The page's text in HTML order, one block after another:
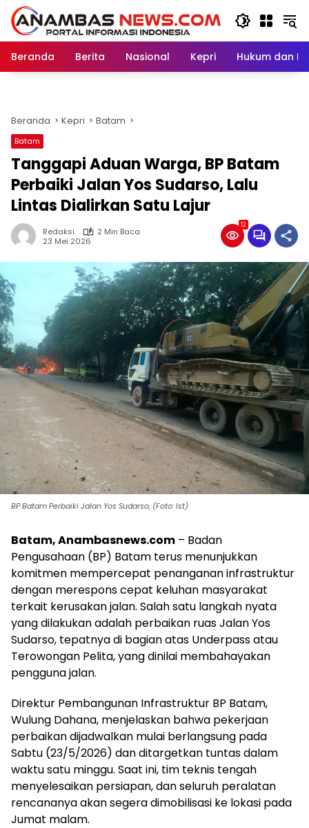
Langsung
konten
Beranda
Berita Nasional Kepri Hukum dan
Beranda Kepri Batam
Batam
Tanggapi Aduan Warga, BP Batam
Perbaiki Jalan Yos Sudarso, Lalu
Lintas Dialirkan Satu Lajur
Redaksi
2 Min Baca
23 Mei 2026
12
BP Batam Perbaiki Jalan Yos Sudarso, (Foto: Ist)
Batam, Anambasnews.com – Badan
Pengusahaan (BP) Batam terus menunjukkan
komitmen mempercepat penanganan infrastruktur
dengan merespons cepat keluhan masyarakat
terkait kerusakan jalan. Salah satu langkah nyata
yang dilakukan adalah perbaikan ruas Jalan Yos
Sudarso, tepatnya di bagian atas Underpass atau
Terowongan Pelita, yang dinilai membahayakan
pengguna jalan.
Direktur Pembangunan Infrastruktur BP Batam,
Wulung Dahana, menjelaskan bahwa pekerjaan
perbaikan dijadwalkan mulai berlangsung pada
Sabtu (23/5/2026) dan ditargetkan tuntas dalam
waktu satu minggu. Saat ini, tim teknis tengah
menyelesaikan persiapan, dan seluruh peralatan
rencananya akan segera dimobilisasi ke lokasi pada
Jumat malam.